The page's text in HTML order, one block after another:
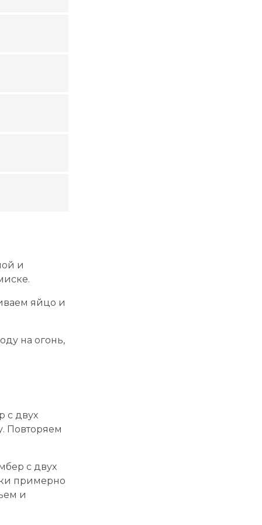
и
яйцо и
на огонь,
с двух
Повторяем
с двух
примерно
и